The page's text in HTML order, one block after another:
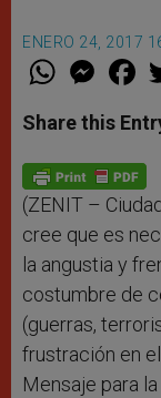
ENERO 24, 2017
W
t
s
p
p
M
e
s
e
g
e
F
a
e
b
o
k
Share this
(ZENIT –
cree que es
la angustia y
costumbre de
(guerras,
frustración en
Mensaje para